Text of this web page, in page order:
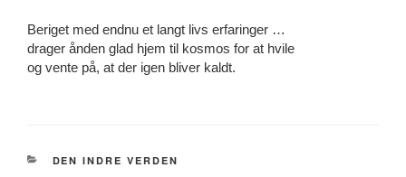
Beriget med endnu et langt livs erfaringer …
drager ånden glad hjem til kosmos for at hvile
og vente på, at der igen bliver kaldt.
CATEGORIES
DEN INDRE VERDEN